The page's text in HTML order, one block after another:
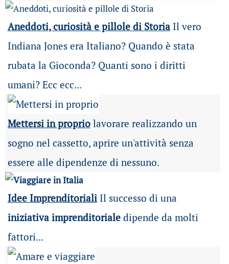
Aneddoti, curiosità e pillole di Storia Il vero
Indiana Jones era Italiano? Quando è stata
rubata la Gioconda? Quanti sono i diritti
umani? Ecc ecc...
Mettersi in propriolavorare realizzando un
sogno nel cassetto, aprire un'attività senza
essere alle dipendenze di nessuno.
Idee ImprenditorialiIl successo di una
iniziativa imprenditorialedipende da molti
fattori...